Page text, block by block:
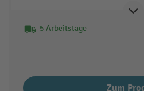
5 Arbeitstage
Zum